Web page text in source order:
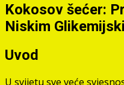
Kokosov šećer:
Niskim
Uvod
U svijetu sve veće